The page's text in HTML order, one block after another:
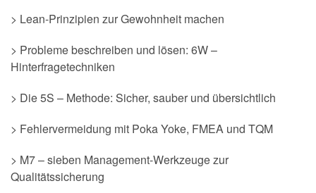
> Lean-Prinzipien zur Gewohnheit machen
> Probleme beschreiben und lösen: 6W –
Hinterfragetechniken
> Die 5S – Methode: Sicher, sauber und übersichtlich
> Fehlervermeidung mit Poka Yoke, FMEA und TQM
> M7 – sieben Management-Werkzeuge zur
Qualitätssicherung